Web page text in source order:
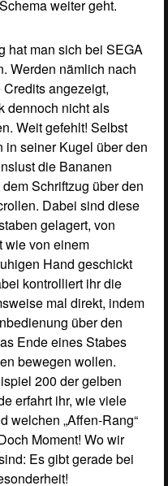
über den
Ende eines Stabes
bewegen wollen.
200 der gelben
erfahrt ihr, wie viele
„Affen-Rang“
Moment! Wo wir
Es gibt gerade bei
Ball nicht die
bewegt, indem man
in alle Richtungen
die Insel, auf der euer
Schieflage
arbeiten lassen.
Konsolennoch mittels
DSmit Hilfe des
dirigieren, so habt ihr
Inseloberfläche
Hand. Dazu haltet ihr